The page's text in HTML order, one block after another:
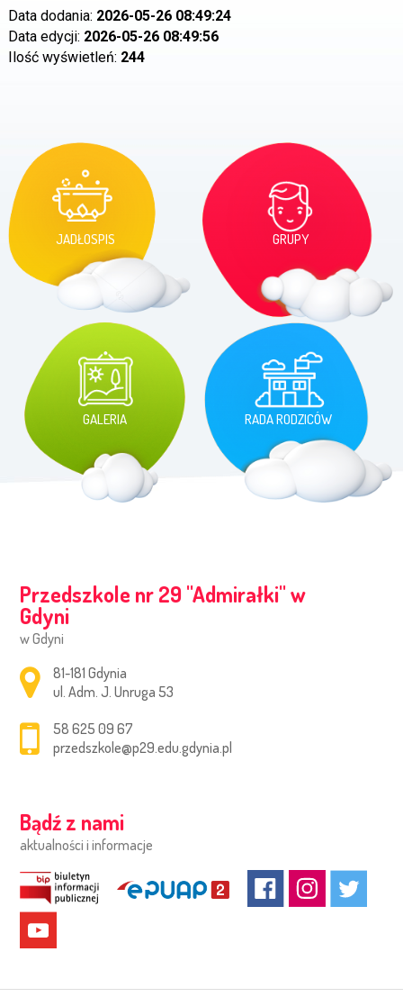
Data dodania: 2026-05-26 08:49:24
Data edycji: 2026-05-26 08:49:56
Ilość wyświetleń: 244
JADŁOSPIS GRUPY
GALERIA RADA RODZICÓW
Przedszkole nr 29 ''Admirałki'' w
Gdyni
w Gdyni
Adres pocztowy:
81-181 Gdynia
ul. Adm. J. Unruga 53
58 625 09 67
przedszkole@p29.edu.gdynia.pl
Bądź z nami
aktualności i informacje